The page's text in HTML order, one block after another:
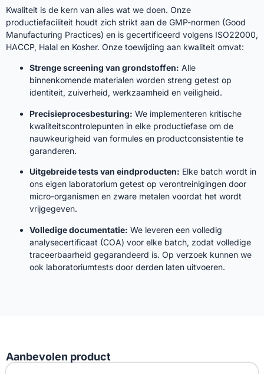
Kwaliteit is de kern van alles wat we doen. Onze
productiefaciliteit houdt zich strikt aan de GMP-normen (Good
Manufacturing Practices) en is gecertificeerd volgens ISO22000,
HACCP, Halal en Kosher. Onze toewijding aan kwaliteit omvat:
Strenge screening van grondstoffen: Alle
binnenkomende materialen worden streng getest op
identiteit, zuiverheid, werkzaamheid en veiligheid.
Precisieprocesbesturing: We implementeren kritische
kwaliteitscontrolepunten in elke productiefase om de
nauwkeurigheid van formules en productconsistentie te
garanderen.
Uitgebreide tests van eindproducten: Elke batch wordt in
ons eigen laboratorium getest op verontreinigingen door
micro-organismen en zware metalen voordat het wordt
vrijgegeven.
Volledige documentatie: We leveren een volledig
analysecertificaat (COA) voor elke batch, zodat volledige
traceerbaarheid gegarandeerd is. Op verzoek kunnen we
ook laboratoriumtests door derden laten uitvoeren.
Aanbevolen product